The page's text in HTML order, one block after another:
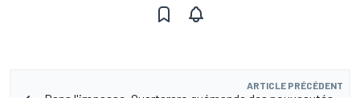
ARTICLE PRÉCÉDENT